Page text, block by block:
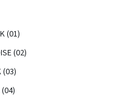
(01)
(02)
(03)
(04)